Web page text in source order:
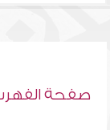
صفحة